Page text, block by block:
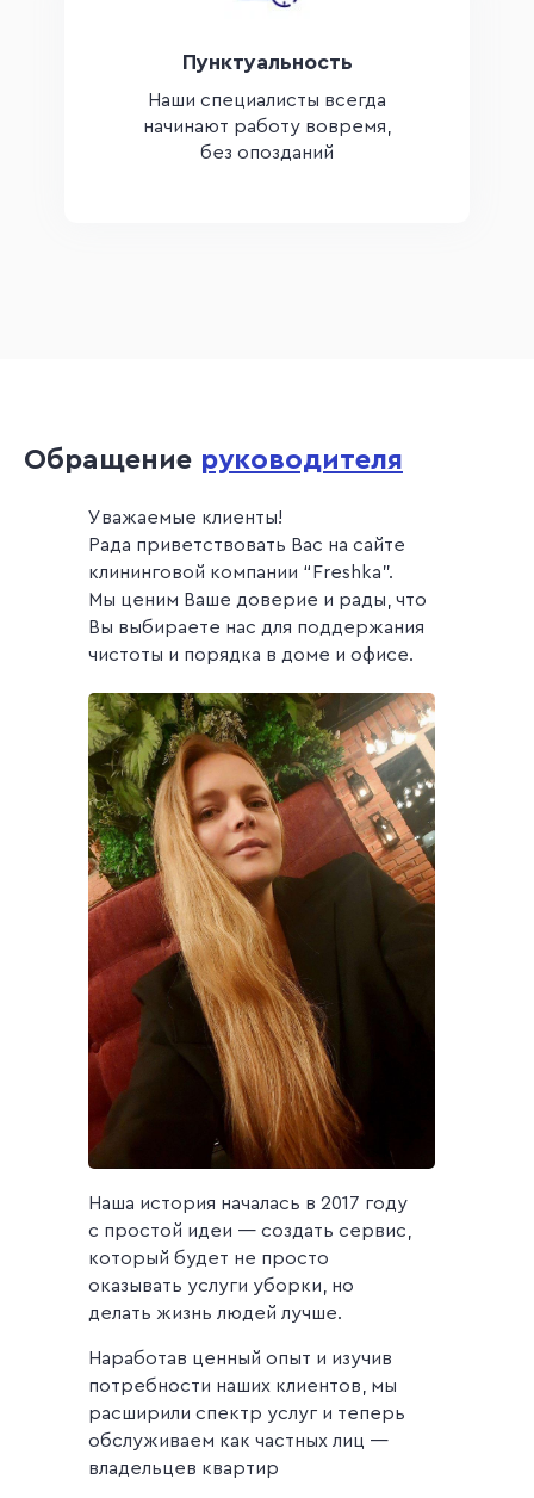
Наши специалисты всегда
начинают работу вовремя,
без опозданий
Пунктуальность
Обращение руководителя
Наша история началась в 2017 году
с простой идеи — создать сервис,
который будет не просто
оказывать услуги уборки, но
делать жизнь людей лучше.
Уважаемые клиенты!
Рада приветствовать Вас на сайте
клининговой компании “Freshka”.
Мы ценим Ваше доверие и рады, что
Вы выбираете нас для поддержания
чистоты и порядка в доме и офисе.
Наработав ценный опыт и изучив
потребности наших клиентов, мы
расширили спектр услуг и теперь
обслуживаем как частных лиц —
владельцев квартир